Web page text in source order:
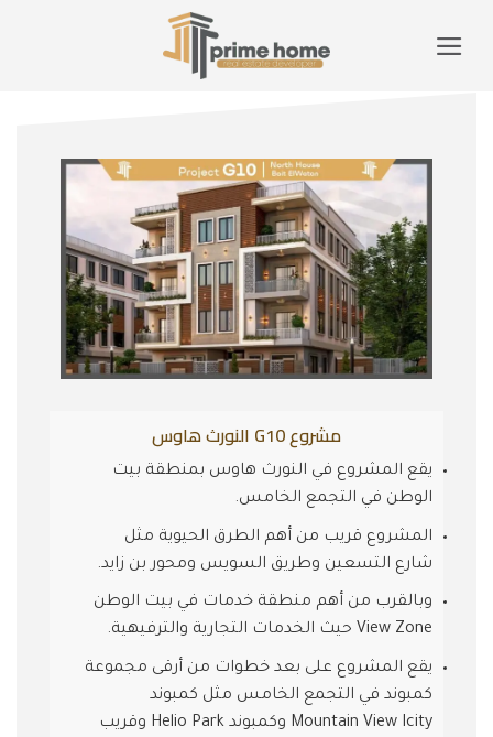
NORTH HOUSE
مشروع G10 النورث هاوس
يقع المشروع في النورث هاوس بمنطقة بيت
الوطن في التجمع الخامس.
المشروع قريب من أهم الطرق الحيوية مثل
شارع التسعين وطريق السويس ومحور بن زايد.
وبالقرب من أهم منطقة خدمات في بيت الوطن
View Zone حيث الخدمات التجارية والترفيهية.
يقع المشروع على بعد خطوات من أرقى مجموعة
كمبوند في التجمع الخامس مثل كمبوند
Mountain View Icity وكمبوند Helio Park وقريب